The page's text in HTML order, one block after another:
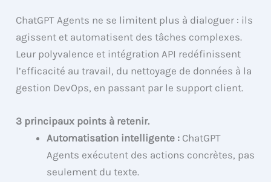
ChatGPT Agents ne se limitent plus à dialoguer : ils
agissent et automatisent des tâches complexes.
Leur polyvalence et intégration API redéfinissent
l’efficacité au travail, du nettoyage de données à la
gestion DevOps, en passant par le support client.
3 principaux points à retenir.
Automatisation intelligente : ChatGPT
Agents exécutent des actions concrètes, pas
seulement du texte.